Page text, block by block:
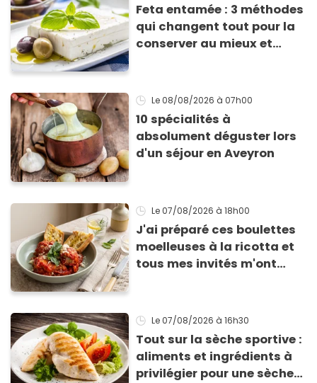
Feta entamée : 3 méthodes
qui changent tout pour la
conserver au mieux et
Le 08/08/2026 à 07h00
10 spécialités à
absolument déguster lors
d'un séjour en Aveyron
Le 07/08/2026 à 18h00
J'ai préparé ces boulettes
moelleuses à la ricotta et
tous mes invités m'ont
Le 07/08/2026 à 16h30
Tout sur la sèche sportive :
aliments et ingrédients à
privilégier pour une sèche